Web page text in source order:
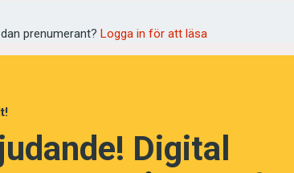
av ett indiskt läkemedelsföretag:
prenumerant? Logga in för att läsa
Digital